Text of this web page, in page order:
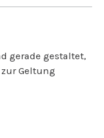
gerade gestaltet,
Geltung